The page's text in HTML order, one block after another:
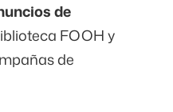
de
FOOH y
de